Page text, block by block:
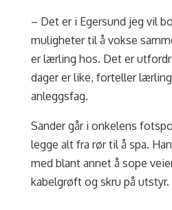
– Det er i Egersund jeg vil
muligheter til å vokse
er lærling hos. Det er
dager er like, forteller
anleggsfag.
Sander går i onkelens
legge alt fra rør til å spa.
med blant annet å sope
kabelgrøft og skru på utstyr.